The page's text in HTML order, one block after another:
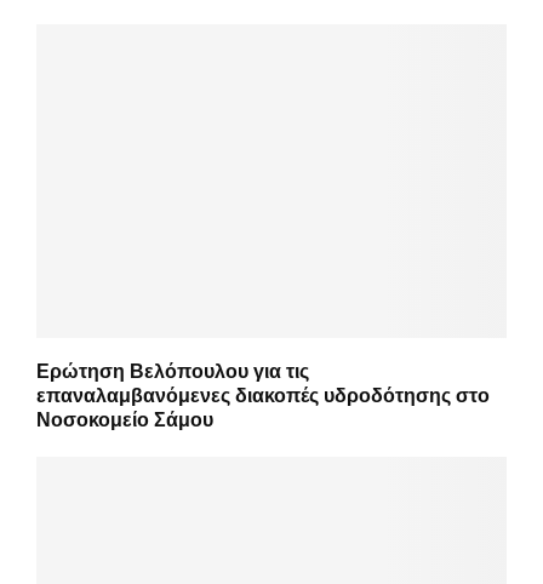
Ερώτηση Βελόπουλου για τις
επαναλαμβανόμενες διακοπές υδροδότησης στο
Νοσοκομείο Σάμου